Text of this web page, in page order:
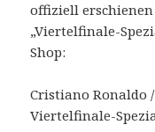
offiziell
„Viertelfinale-
Shop:
Cristiano Ronaldo
Viertelfinale-